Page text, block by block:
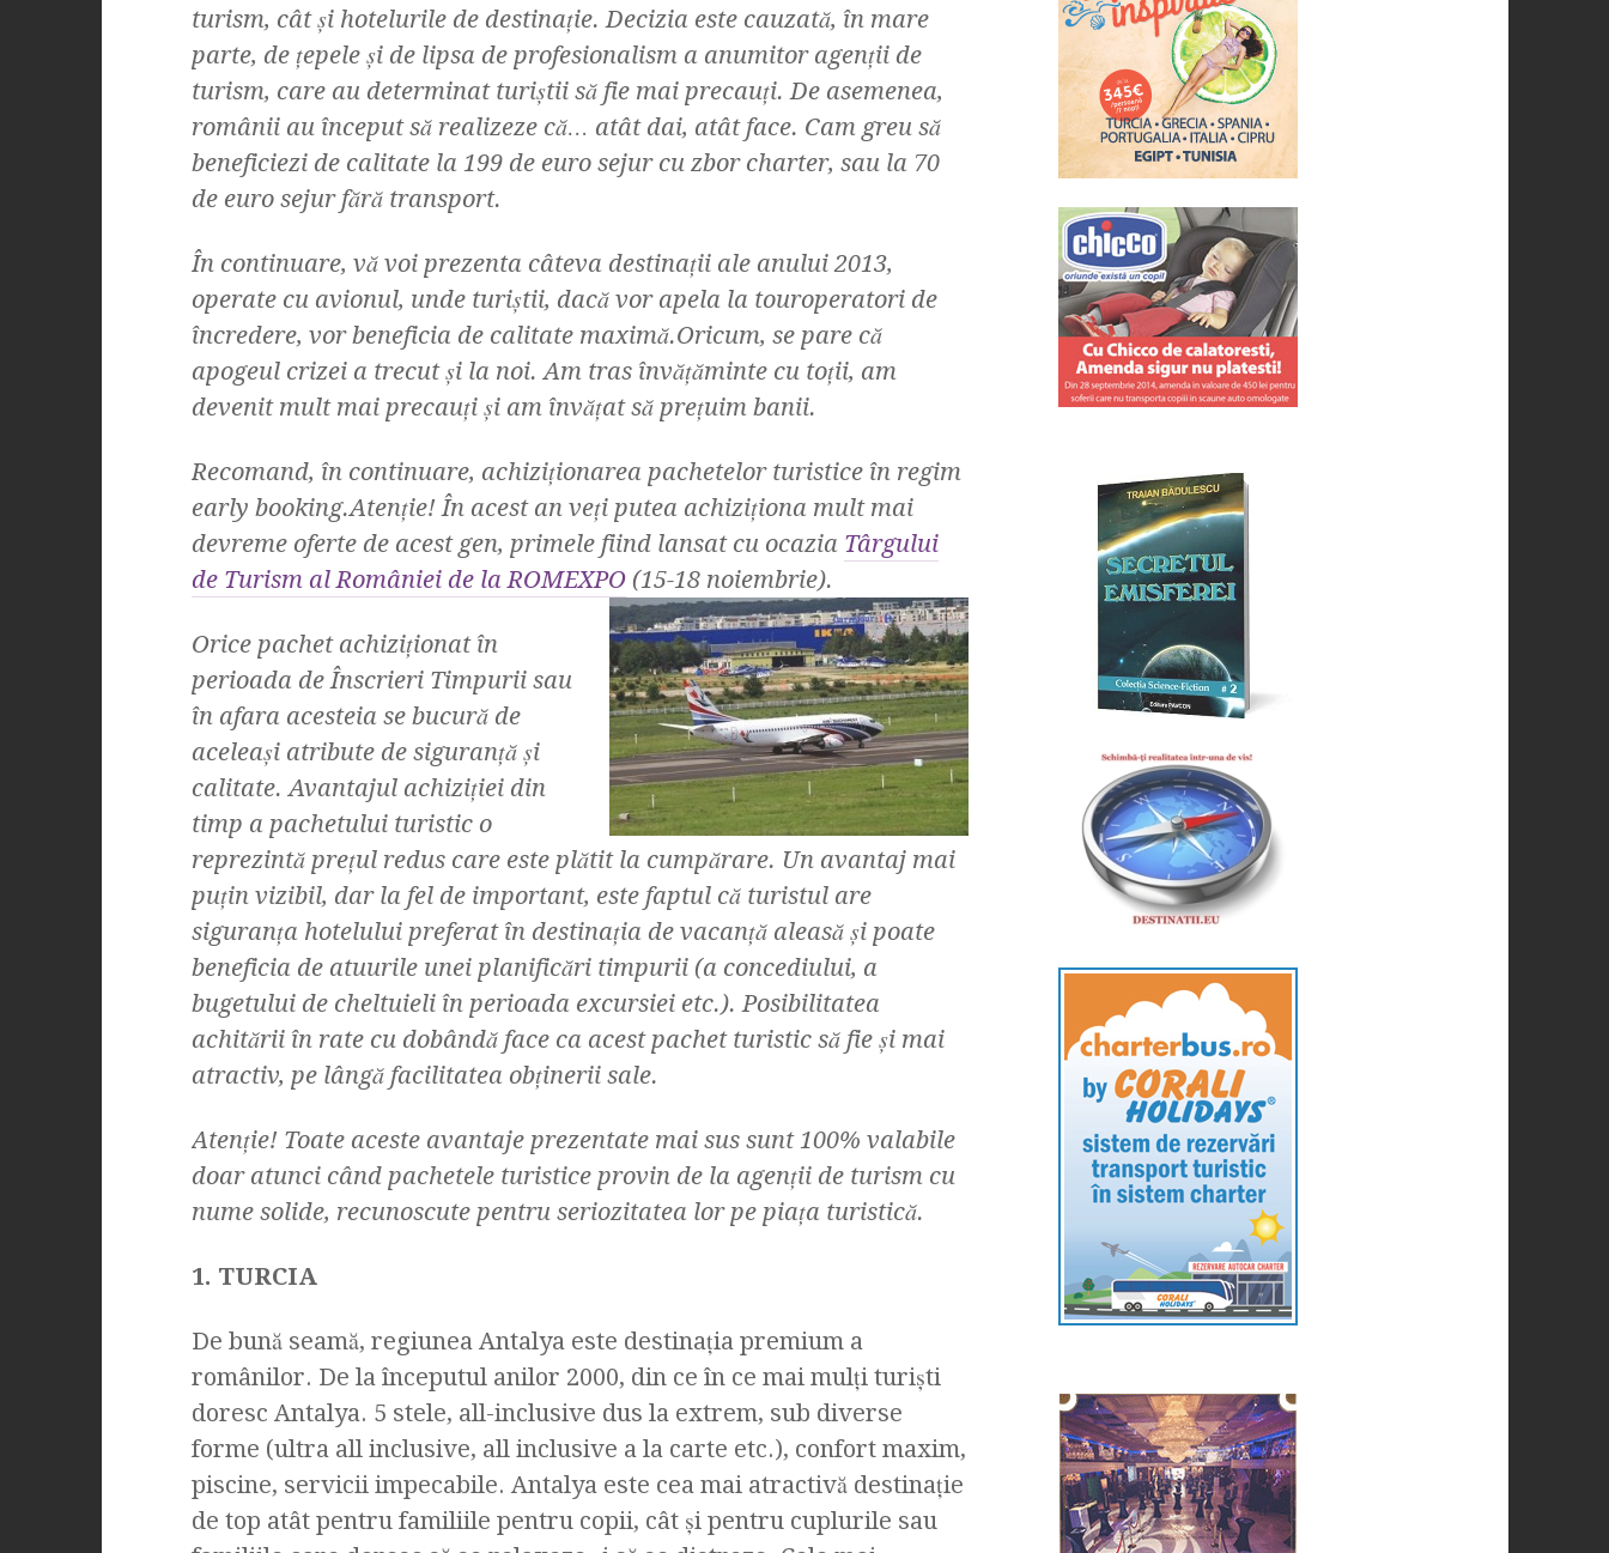
turism, cât şi hotelurile de destinaţie. Decizia este cauzată, în mare
parte, de ţepele şi de lipsa de profesionalism a anumitor agenţii de
turism, care au determinat turiştii să fie mai precauţi. De asemenea,
românii au început să realizeze că… atât dai, atât face. Cam greu să
beneficiezi de calitate la 199 de euro sejur cu zbor charter, sau la 70
de euro sejur fără transport.
În continuare, vă voi prezenta câteva destinaţii ale anului 2013,
operate cu avionul, unde turiştii, dacă vor apela la touroperatori de
încredere, vor beneficia de calitate maximă.Oricum, se pare că
apogeul crizei a trecut şi la noi. Am tras învăţăminte cu toţii, am
devenit mult mai precauţi şi am învăţat să preţuim banii.
Recomand, în continuare, achiziţionarea pachetelor turistice în regim
early booking.Atenţie! În acest an veţi putea achiziţiona mult mai
devreme oferte de acest gen, primele fiind lansat cu ocazia Târgului
de Turism al României de la ROMEXPO(15-18 noiembrie).
Orice pachet achiziţionat în
perioada de Înscrieri Timpurii sau
în afara acesteia se bucură de
aceleaşi atribute de siguranţă şi
calitate. Avantajul achiziţiei din
timp a pachetului turistic o
reprezintă preţul redus care este plătit la cumpărare. Un avantaj mai
puţin vizibil, dar la fel de important, este faptul că turistul are
siguranţa hotelului preferat în destinaţia de vacanţă aleasă şi poate
beneficia de atuurile unei planificări timpurii (a concediului, a
bugetului de cheltuieli în perioada excursiei etc.). Posibilitatea
achitării în rate cu dobândă face ca acest pachet turistic să fie şi mai
atractiv, pe lângă facilitatea obţinerii sale.
Atenţie! Toate aceste avantaje prezentate mai sus sunt 100% valabile
doar atunci când pachetele turistice provin de la agenţii de turism cu
nume solide, recunoscute pentru seriozitatea lor pe piaţa turistică.
1. TURCIA
De bună seamă, regiunea Antalya este destinaţia premium a
românilor. De la începutul anilor 2000, din ce în ce mai mulţi turişti
doresc Antalya. 5 stele, all-inclusive dus la extrem, sub diverse
forme (ultra all inclusive, all inclusive a la carte etc.), confort maxim,
piscine, servicii impecabile. Antalya este cea mai atractivă destinaţie
de top atât pentru familiile pentru copii, cât şi pentru cuplurile sau